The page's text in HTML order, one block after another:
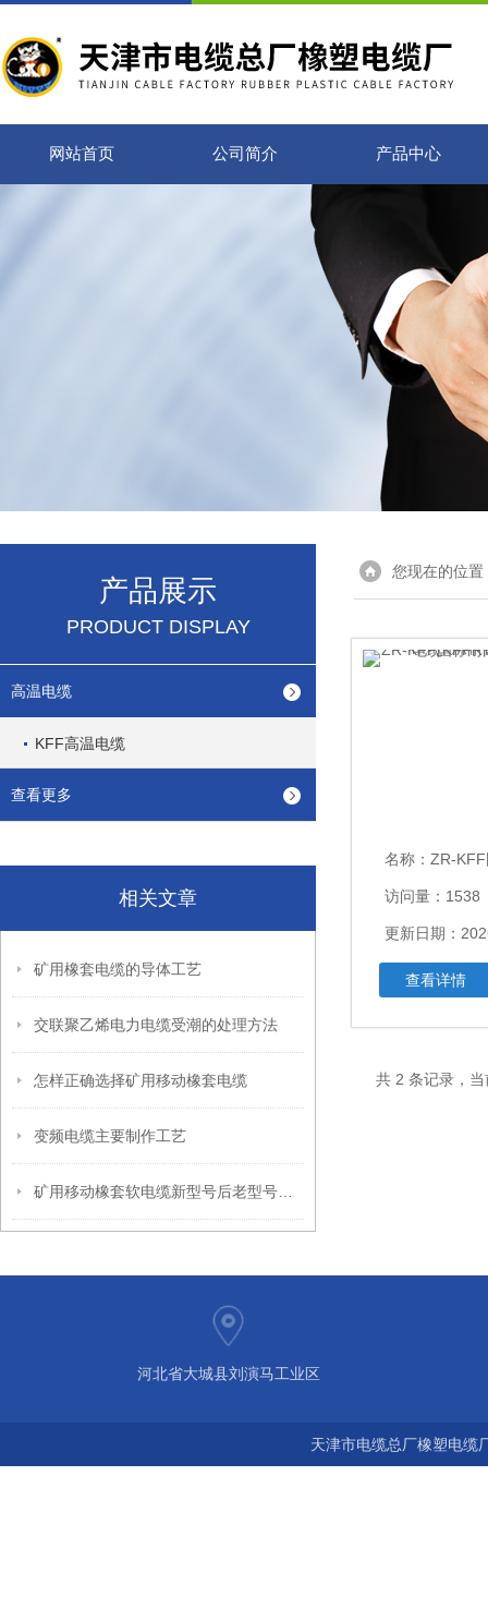
网站首页 公司简介 产品中心
产品展示
PRODUCT DISPLAY
高温电缆
KFF高温电缆
查看更多
相关文章
矿用橡套电缆的导体工艺
交联聚乙烯电力电缆受潮的处理方法
怎样正确选择矿用移动橡套电缆
变频电缆主要制作工艺
您现在的位置
名称： ZR-KFF国标耐高温
访问量：1538
更新日期：
查看详情
共 2 条记录，
河北省大城县刘演马工业区
天津市电缆总厂橡塑电